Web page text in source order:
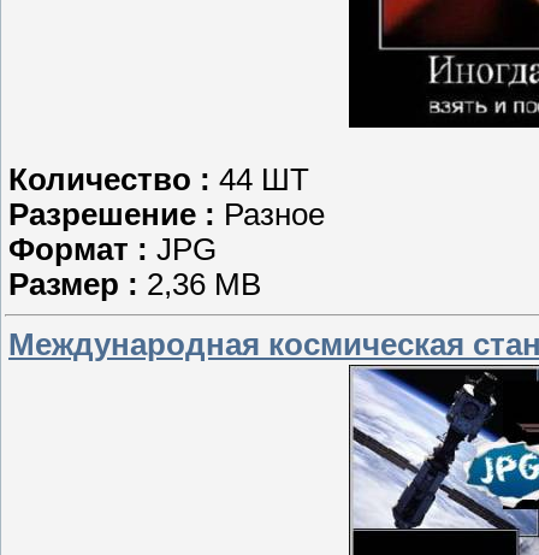
Количество : 44 ШТ
Разрешение : Разное
Формат : JPG
Размер : 2,36 MB
Международная космическая